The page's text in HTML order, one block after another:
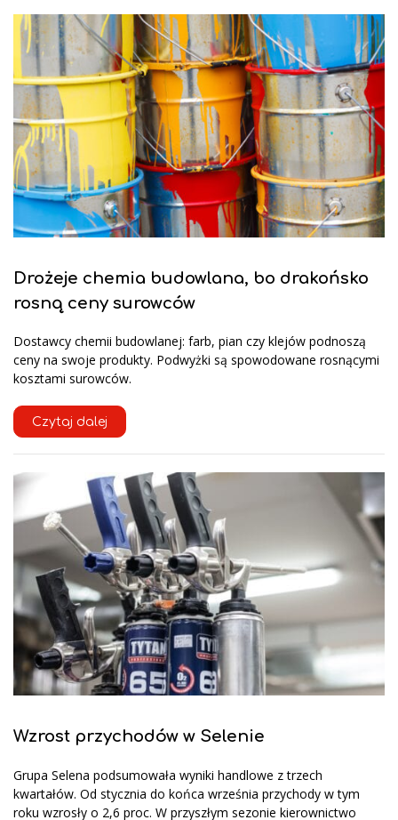
Drożeje chemia budowlana, bo drakońsko
rosną ceny surowców
Dostawcy chemii budowlanej: farb, pian czy klejów podnoszą
ceny na swoje produkty. Podwyżki są spowodowane rosnącymi
kosztami surowców.
Czytaj dalej
Wzrost przychodów w Selenie
Grupa Selena podsumowała wyniki handlowe z trzech
kwartałów. Od stycznia do końca września przychody w tym
roku wzrosły o 2,6 proc. W przyszłym sezonie kierownictwo